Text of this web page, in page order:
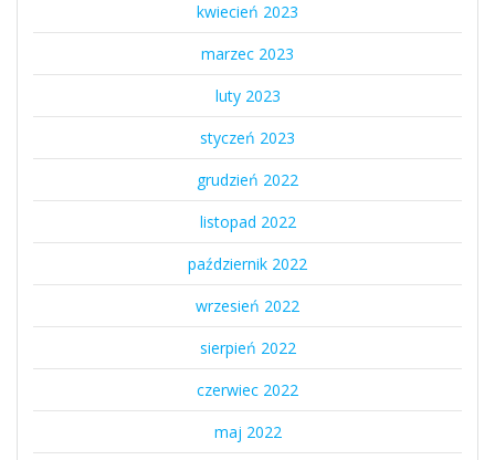
kwiecień 2023
marzec 2023
luty 2023
styczeń 2023
grudzień 2022
listopad 2022
październik 2022
wrzesień 2022
sierpień 2022
czerwiec 2022
maj 2022